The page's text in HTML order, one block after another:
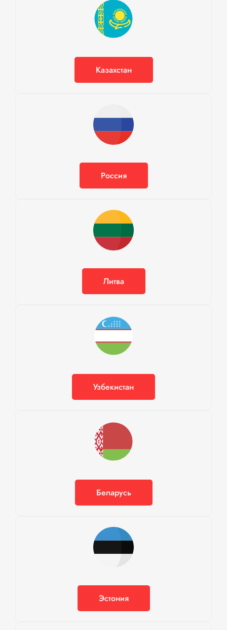
Казахстан
Россия
Литва
Узбекистан
Беларусь
Эстония